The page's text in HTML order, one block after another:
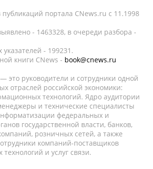
портала CNews.ru c 11.1998
- 1463328, в очереди разбора -
- 199231.
книги CNews - book@cnews.ru
это руководители и сотрудники одной
отраслей российской экономики:
технологий. Ядро аудитории
и технические специалисты
федеральных и
государственной власти, банков,
розничных сетей, а также
компаний-поставщиков
и услуг связи.